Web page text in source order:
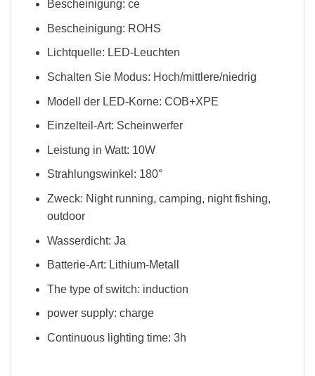
Bescheinigung: ce
Bescheinigung: ROHS
Lichtquelle: LED-Leuchten
Schalten Sie Modus: Hoch/mittlere/niedrig
Modell der LED-Korne: COB+XPE
Einzelteil-Art: Scheinwerfer
Leistung in Watt: 10W
Strahlungswinkel: 180°
Zweck: Night running, camping, night fishing,
outdoor
Wasserdicht: Ja
Batterie-Art: Lithium-Metall
The type of switch: induction
power supply: charge
Continuous lighting time: 3h